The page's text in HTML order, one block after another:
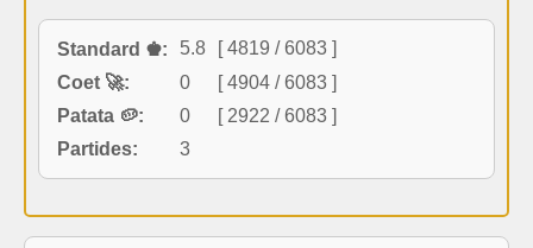
Standard ♚: 5.8
[ 4819 / 6083 ]
Coet 🚀:
0
[ 4904 / 6083 ]
Patata 🥔:
0
[ 2922 / 6083 ]
Partides:
3